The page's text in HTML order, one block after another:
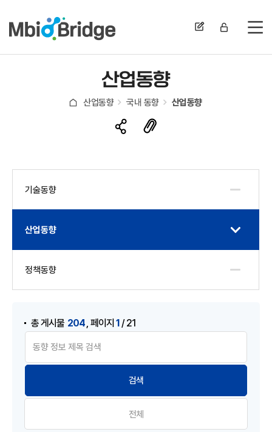
전
산업동향
산업동향 국내 동향 산업동향
기술동향
산업동향
정책동향
총 게시물 204 ,페이지1/ 21
전체